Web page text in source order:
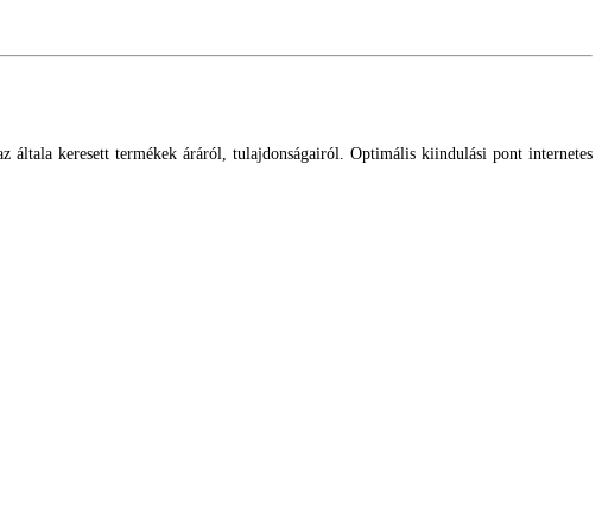
általa keresett termékek áráról, tulajdonságairól. Optimális kiindulási pont internetes